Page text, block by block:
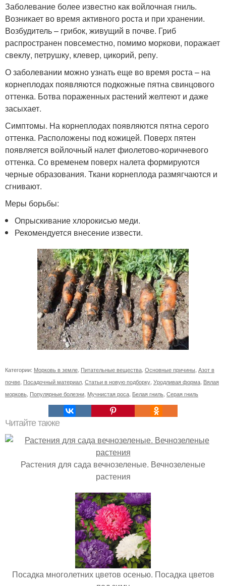
Заболевание более известно как войлочная гниль.
Возникает во время активного роста и при хранении.
Возбудитель – грибок, живущий в почве. Гриб
распространен повсеместно, помимо моркови, поражает
свеклу, петрушку, клевер, цикорий, репу.
О заболевании можно узнать еще во время роста – на
корнеплодах появляются подкожные пятна свинцового
оттенка. Ботва пораженных растений желтеют и даже
засыхает.
Симптомы. На корнеплодах появляются пятна серого
оттенка. Расположены под кожицей. Поверх пятен
появляется войлочный налет фиолетово-коричневого
оттенка. Со временем поверх налета формируются
черные образования. Ткани корнеплода размягчаются и
сгнивают.
Меры борьбы:
Опрыскивание хлорокисью меди.
Рекомендуется внесение извести.
Категории: Морковь в земле Питательные вещества Основные причины Азот в
почве Посадочный материал Статьи в новую подборку Уродливая форма Вялая
морковь Популярные болезни Мучнистая роса Белая гниль Серая гниль
Читайте также
Растения для сада вечнозеленые. Вечнозеленые
растения
Посадка многолетних цветов осенью. Посадка цветов